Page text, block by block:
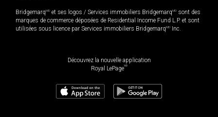
BridgemarqMD et ses logos / Services immobiliers BridgemarqMD sont des
marques de commerce déposées de Residential Income Fund L.P. et sont
utilisées sous licence par Services immobiliers BridgemarqMD Inc.
Découvrez la nouvelle application
Royal LePageMD